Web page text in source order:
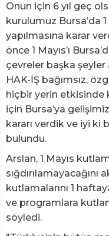
Onun için 6 yıl geç
kurulumuz Bursa’da
yapılmasına karar
önce 1 Mayıs’ı
çevreler başka şeyler
HAK-İŞ bağımsız,
hiçbir yerin etkisinde
için Bursa’ya
kararı verdik ve iyi ki
bulundu.
Arslan, 1 Mayıs
sığdırılamayacağını
kutlamalarını 1
ve programlara
söyledi.